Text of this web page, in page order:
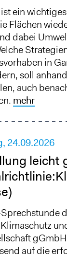
ein
Flächen
dabei
in
soll
auch
mehr
24.09.2026
leicht
auf die